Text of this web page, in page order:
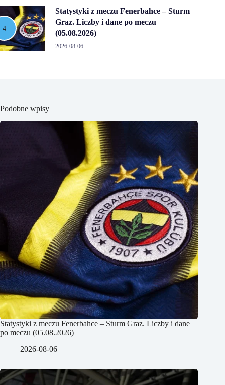
Statystyki z meczu Fenerbahce – Sturm
Graz. Liczby i dane po meczu
(05.08.2026)
2026-08-06
Podobne wpisy
Statystyki z meczu Fenerbahce – Sturm Graz. Liczby i dane
po meczu (05.08.2026)
2026-08-06